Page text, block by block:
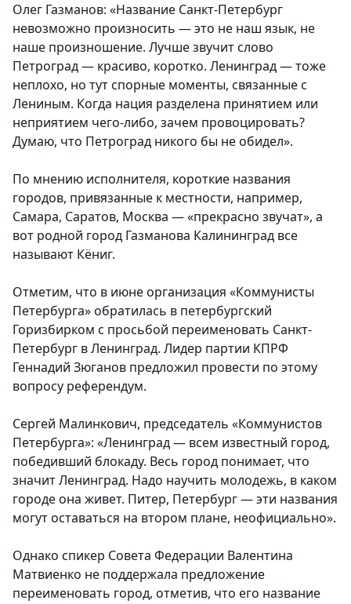
Олег Газманов: «Название Санкт-Петербург
невозможно произносить — это не наш язык, не
наше произношение. Лучше звучит слово
Петроград — красиво, коротко. Ленинград — тоже
неплохо, но тут спорные моменты, связанные с
Лениным. Когда нация разделена принятием или
неприятием чего-либо, зачем провоцировать?
Думаю, что Петроград никого бы не обидел».
По мнению исполнителя, короткие названия
городов, привязанные к местности, например,
Самара, Саратов, Москва — «прекрасно звучат», а
вот родной город Газманова Калининград все
называют Кёниг.
Отметим, что в июне организация «Коммунисты
Петербурга» обратилась в петербургский
Горизбирком с просьбой переименовать Санкт-
Петербург в Ленинград. Лидер партии КПРФ
Геннадий Зюганов предложил провести по этому
вопросу референдум.
Сергей Малинкович, председатель «Коммунистов
Петербурга»: «Ленинград — всем известный город,
победивший блокаду. Весь город понимает, что
значит Ленинград. Надо научить молодежь, в каком
городе она живет. Питер, Петербург — эти названия
могут оставаться на втором плане, неофициально».
Однако спикер Совета Федерации Валентина
Матвиенко не поддержала предложение
переименовать город, отметив, что его название